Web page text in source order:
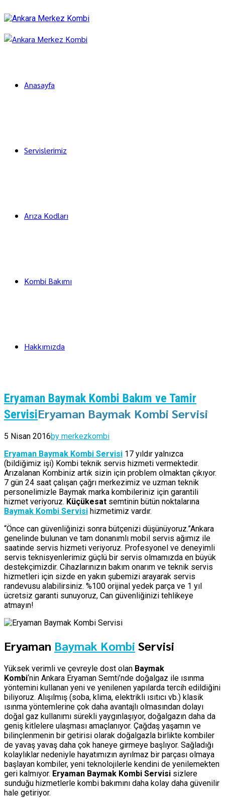
Anasayfa
Servislerimiz
Arıza Kodları
Kombi Bakımı
Hakkımızda
Eryaman Baymak Kombi Bakım ve Tamir
ServisiEryaman Baymak Kombi Servisi
5 Nisan 2016by merkezkombi
Eryaman Baymak Kombi Servisi 17 yıldır yalnızca
(bildiğimiz işi) Kombi teknik servis hizmeti vermektedir.
Arızalanan Kombiniz artık sizin için problem olmaktan çıkıyor.
7 gün 24 saat çalışan çağrı merkezimiz ve uzman teknik
personelimizle Baymak marka kombileriniz için garantili
hizmet veriyoruz. Küçükesat semtinin bütün noktalarına
Baymak Kombi Servisi hizmetimiz vardır.
“Önce can güvenliğinizi sonra bütçenizi düşünüyoruz.”Ankara
genelinde bulunan ve tam donanımlı mobil servis ağımız ile
saatinde servis hizmeti veriyoruz. Profesyonel ve deneyimli
servis teknisyenlerimiz güçlü bir servis olmamızda en büyük
destekçimizdir. Cihazlarınızın bakım onarım ve teknik servis
hizmetleri için sizde en yakın şubemizi arayarak servis
randevusu alabilirsiniz. %100 orijinal yedek parça ve 1 yıl
ücretsiz garanti sunuyoruz, Can güvenliğinizi tehlikeye
atmayın!
Eryaman Baymak Kombi Servisi
Yüksek verimli ve çevreyle dost olan Baymak
Kombi‘nin Ankara Eryaman Semti’nde doğalgaz ile ısınma
yöntemini kullanan yeni ve yenilenen yapılarda tercih edildiğini
biliyoruz. Alışılmış (soba, klima, elektrikli ısıtıcı vb.) klasik
ısınma yöntemlerine çok daha avantajlı olmasından dolayı
doğal gaz kullanımı sürekli yaygınlaşıyor, doğalgazın daha da
geniş kitlelere ulaşması amaçlanıyor. Çağdaş yaşamın ve
bilinçlenmenin bir getirisi olarak doğalgazla birlikte kombiler
de yavaş yavaş daha çok haneye girmeye başlıyor. Sağladığı
kolaylıklar nedeniyle hayatımızın ayrılmaz bir parçası olmaya
başlayan kombiler, yeni teknolojilerle kendini de yenilemekten
geri kalmıyor. Eryaman Baymak Kombi Servisi sizlere
sunduğu hizmetlerle kombi bakımını daha kolay daha güvenilir
hale getiriyor.